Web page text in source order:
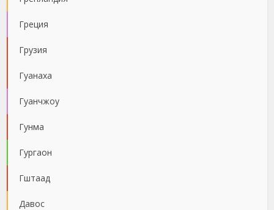
Греция
Грузия
Гуанаха
Гуанчжоу
Гунма
Гургаон
Гштаад
Давос